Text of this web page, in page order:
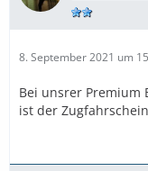
8. September 2021 um
Bei unsrer Premium
ist der